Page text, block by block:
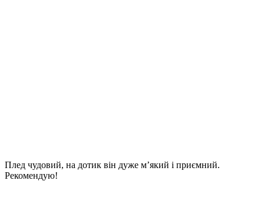
Плед чудовий, на дотик він дуже м’який і приємний.
Рекомендую!